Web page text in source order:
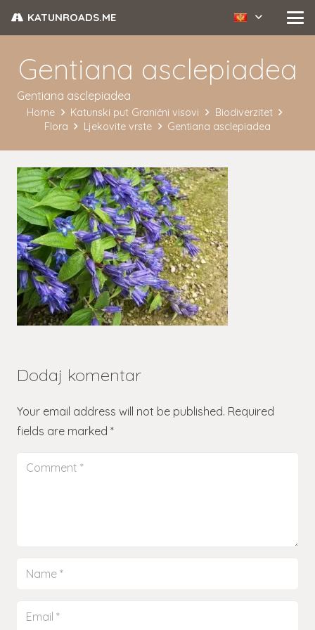
KATUNROADS.ME
Gentiana asclepiadea
Gentiana asclepiadea
Home Katunski put Granični visovi
Biodiverzitet
Flora
Ljekovite vrste Gentiana asclepiadea
Dodaj komentar
Your email address will not be published. Required
fields are marked *